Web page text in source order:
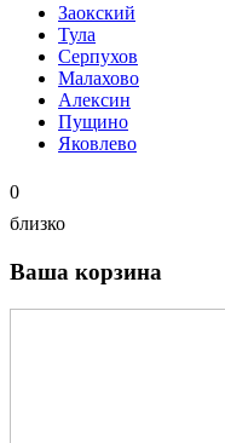
Заокский
Тула
Серпухов
Малахово
Алексин
Пущино
Яковлево
0
близко
Ваша корзина